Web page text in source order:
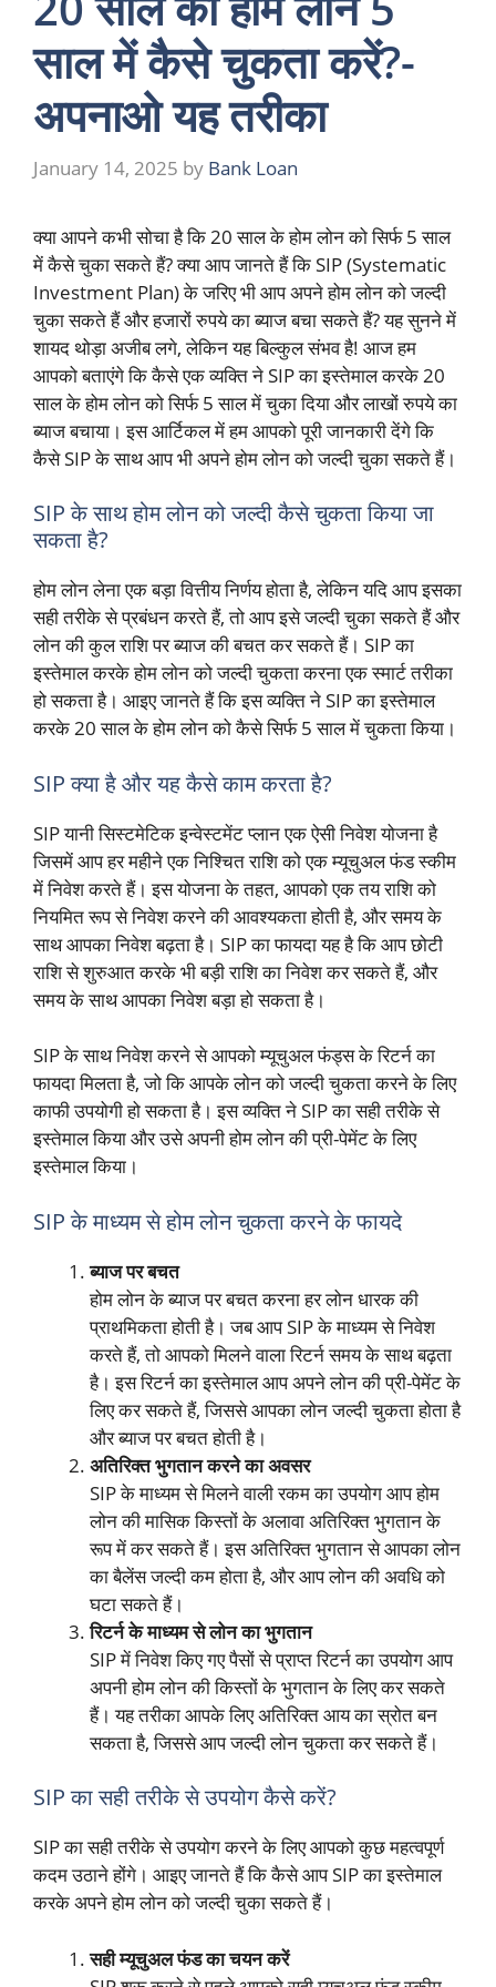
साल में कैसे चुकता करें?-
अपनाओ यह तरीका
January 14, 2025 by Bank Loan
क्या आपने कभी सोचा है कि 20 साल के होम लोन को सिर्फ 5 साल
में कैसे चुका सकते हैं? क्या आप जानते हैं कि SIP (Systematic
Investment Plan) के जरिए भी आप अपने होम लोन को जल्दी
चुका सकते हैं और हजारों रुपये का ब्याज बचा सकते हैं? यह सुनने में
शायद थोड़ा अजीब लगे, लेकिन यह बिल्कुल संभव है! आज हम
आपको बताएंगे कि कैसे एक व्यक्ति ने SIP का इस्तेमाल करके 20
साल के होम लोन को सिर्फ 5 साल में चुका दिया और लाखों रुपये का
ब्याज बचाया। इस आर्टिकल में हम आपको पूरी जानकारी देंगे कि
कैसे SIP के साथ आप भी अपने होम लोन को जल्दी चुका सकते हैं।
SIP के साथ होम लोन को जल्दी कैसे चुकता किया जा
सकता है?
होम लोन लेना एक बड़ा वित्तीय निर्णय होता है, लेकिन यदि आप इसका
सही तरीके से प्रबंधन करते हैं, तो आप इसे जल्दी चुका सकते हैं और
लोन की कुल राशि पर ब्याज की बचत कर सकते हैं। SIP का
इस्तेमाल करके होम लोन को जल्दी चुकता करना एक स्मार्ट तरीका
हो सकता है। आइए जानते हैं कि इस व्यक्ति ने SIP का इस्तेमाल
करके 20 साल के होम लोन को कैसे सिर्फ 5 साल में चुकता किया।
SIP क्या है और यह कैसे काम करता है?
SIP यानी सिस्टमेटिक इन्वेस्टमेंट प्लान एक ऐसी निवेश योजना है
जिसमें आप हर महीने एक निश्चित राशि को एक म्यूचुअल फंड स्कीम
में निवेश करते हैं। इस योजना के तहत, आपको एक तय राशि को
नियमित रूप से निवेश करने की आवश्यकता होती है, और समय के
साथ आपका निवेश बढ़ता है। SIP का फायदा यह है कि आप छोटी
राशि से शुरुआत करके भी बड़ी राशि का निवेश कर सकते हैं, और
समय के साथ आपका निवेश बड़ा हो सकता है।
SIP के साथ निवेश करने से आपको म्यूचुअल फंड्स के रिटर्न का
फायदा मिलता है, जो कि आपके लोन को जल्दी चुकता करने के लिए
काफी उपयोगी हो सकता है। इस व्यक्ति ने SIP का सही तरीके से
इस्तेमाल किया और उसे अपनी होम लोन की प्री-पेमेंट के लिए
इस्तेमाल किया।
SIP के माध्यम से होम लोन चुकता करने के फायदे
ब्याज पर बचत
होम लोन के ब्याज पर बचत करना हर लोन धारक की
प्राथमिकता होती है। जब आप SIP के माध्यम से निवेश
करते हैं, तो आपको मिलने वाला रिटर्न समय के साथ बढ़ता
है। इस रिटर्न का इस्तेमाल आप अपने लोन की प्री-पेमेंट के
लिए कर सकते हैं, जिससे आपका लोन जल्दी चुकता होता है
और ब्याज पर बचत होती है।
अतिरिक्त भुगतान करने का अवसर
SIP के माध्यम से मिलने वाली रकम का उपयोग आप होम
लोन की मासिक किस्तों के अलावा अतिरिक्त भुगतान के
रूप में कर सकते हैं। इस अतिरिक्त भुगतान से आपका लोन
का बैलेंस जल्दी कम होता है, और आप लोन की अवधि को
घटा सकते हैं।
रिटर्न के माध्यम से लोन का भुगतान
SIP में निवेश किए गए पैसों से प्राप्त रिटर्न का उपयोग आप
अपनी होम लोन की किस्तों के भुगतान के लिए कर सकते
हैं। यह तरीका आपके लिए अतिरिक्त आय का स्रोत बन
सकता है, जिससे आप जल्दी लोन चुकता कर सकते हैं।
SIP का सही तरीके से उपयोग कैसे करें?
SIP का सही तरीके से उपयोग करने के लिए आपको कुछ महत्वपूर्ण
कदम उठाने होंगे। आइए जानते हैं कि कैसे आप SIP का इस्तेमाल
करके अपने होम लोन को जल्दी चुका सकते हैं।
सही म्यूचुअल फंड का चयन करें